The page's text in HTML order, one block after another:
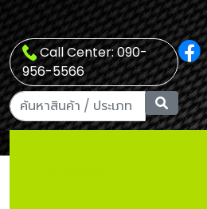
Call Center: 090-
956-5566